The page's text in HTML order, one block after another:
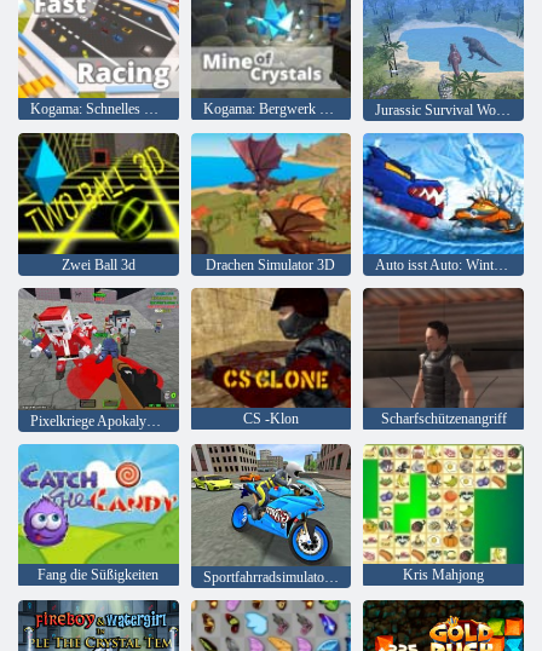
Kogama: Schnelles Rennen Kogama: Bergwerk der Kristalle Jurassic Survival World der Dinosaurier
Zwei Ball 3d Drachen Simulator 3D Auto isst Auto: Winterabenteuer
CS -Klon Scharfschützenangriff
Fang die Süßigkeiten Sportfahrradsimulator Drift 3d Kris Mahjong